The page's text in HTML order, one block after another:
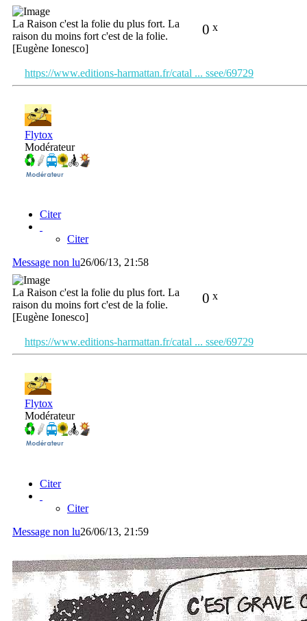
0 x
La Raison c'est la folie du plus fort. La
raison du moins fort c'est de la folie.
[Eugène Ionesco]
https://www.editions-harmattan.fr/catal ... ssee/69729
Flytox
Modérateur
Citer
Citer
Message non lu26/06/13, 21:58
0 x
La Raison c'est la folie du plus fort. La
raison du moins fort c'est de la folie.
[Eugène Ionesco]
https://www.editions-harmattan.fr/catal ... ssee/69729
Flytox
Modérateur
Citer
Citer
Message non lu26/06/13, 21:59